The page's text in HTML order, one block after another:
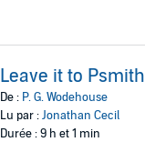
Leave it to Psmith
De : P. G. Wodehouse
Lu par :Jonathan Cecil
Durée : 9 h et 1 min